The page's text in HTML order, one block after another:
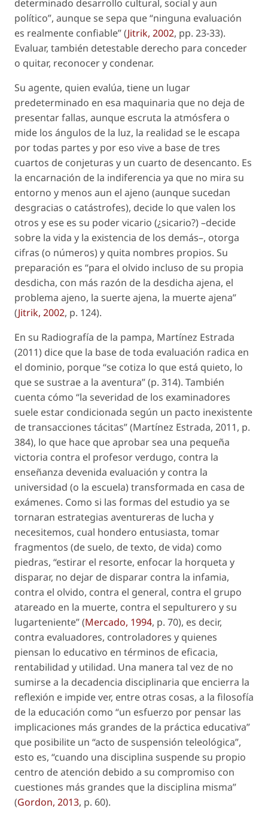
determinado desarrollo cultural, social y aun
político”, aunque se sepa que “ninguna evaluación
es realmente confiable” (Jitrik, 2002, pp. 23-33).
Evaluar, también detestable derecho para conceder
o quitar, reconocer y condenar.
Su agente, quien evalúa, tiene un lugar
predeterminado en esa maquinaria que no deja de
presentar fallas, aunque escruta la atmósfera o
mide los ángulos de la luz, la realidad se le escapa
por todas partes y por eso vive a base de tres
cuartos de conjeturas y un cuarto de desencanto. Es
la encarnación de la indiferencia ya que no mira su
entorno y menos aun el ajeno (aunque sucedan
desgracias o catástrofes), decide lo que valen los
otros y ese es su poder vicario (¿sicario?) –decide
sobre la vida y la existencia de los demás–, otorga
cifras (o números) y quita nombres propios. Su
preparación es “para el olvido incluso de su propia
desdicha, con más razón de la desdicha ajena, el
problema ajeno, la suerte ajena, la muerte ajena”
(Jitrik, 2002, p. 124).
En su Radiografía de la pampa, Martínez Estrada
(2011) dice que la base de toda evaluación radica en
el dominio, porque “se cotiza lo que está quieto, lo
que se sustrae a la aventura” (p. 314). También
cuenta cómo “la severidad de los examinadores
suele estar condicionada según un pacto inexistente
de transacciones tácitas” (Martínez Estrada, 2011, p.
384), lo que hace que aprobar sea una pequeña
victoria contra el profesor verdugo, contra la
enseñanza devenida evaluación y contra la
universidad (o la escuela) transformada en casa de
exámenes. Como si las formas del estudio ya se
tornaran estrategias aventureras de lucha y
necesitemos, cual hondero entusiasta, tomar
fragmentos (de suelo, de texto, de vida) como
piedras, “estirar el resorte, enfocar la horqueta y
disparar, no dejar de disparar contra la infamia,
contra el olvido, contra el general, contra el grupo
atareado en la muerte, contra el sepulturero y su
lugarteniente” (Mercado, 1994, p. 70), es decir,
contra evaluadores, controladores y quienes
piensan lo educativo en términos de eficacia,
rentabilidad y utilidad. Una manera tal vez de no
sumirse a la decadencia disciplinaria que encierra la
reflexión e impide ver, entre otras cosas, a la filosofía
de la educación como “un esfuerzo por pensar las
implicaciones más grandes de la práctica educativa”
que posibilite un “acto de suspensión teleológica”,
esto es, “cuando una disciplina suspende su propio
centro de atención debido a su compromiso con
cuestiones más grandes que la disciplina misma”
(Gordon, 2013, p. 60).